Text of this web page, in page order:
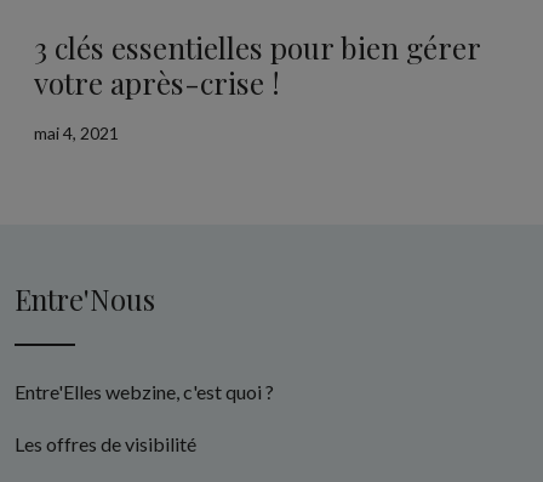
3 clés essentielles pour bien gérer
votre après-crise !
mai 4, 2021
Entre'Nous
Entre'Elles webzine, c'est quoi ?
Les offres de visibilité